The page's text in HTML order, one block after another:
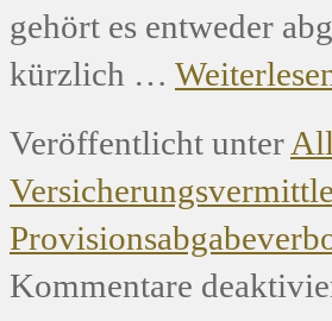
gehört es entweder
kürzlich …
Veröffentlicht unter
Kommentare